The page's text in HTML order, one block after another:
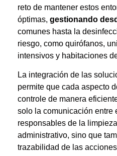
reto de mantener estos
óptimas, gestionando
comunes hasta la
riesgo, como quirófanos,
intensivos y habitaciones
La integración de las
permite que cada aspecto
controle de manera
solo la comunicación entre
responsables de la
administrativo, sino que
trazabilidad de las